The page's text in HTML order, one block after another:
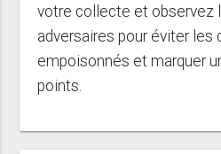
votre collecte et observez
adversaires pour éviter les
empoisonnés et marquer
points.